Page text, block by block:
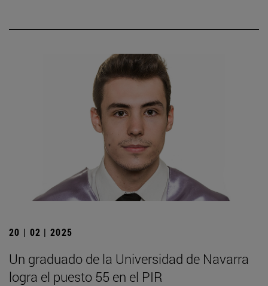
20 | 02 | 2025
Un graduado de la Universidad de Navarra
logra el puesto 55 en el PIR